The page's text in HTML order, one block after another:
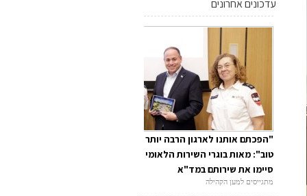
עדכונים אחרונים
"הפכתם אותנו לארגון הרבה יותר
טוב": מאות בוגרי השירות הלאומי
סיימו את שירותם במד"א
מתגייסים למען הקהילה